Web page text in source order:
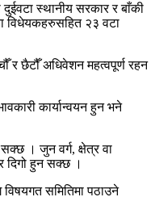
स्थानीय सरकार र बाँकी
विधेयकहरुसहित २३ वटा
र छैटौँ अधिवेशन महत्वपूर्ण रहन
कार्यान्वयन हुन भने
। जुन वर्ग, क्षेत्र वा
दिगो हुन सक्छ ।
समितिमा पठाउने